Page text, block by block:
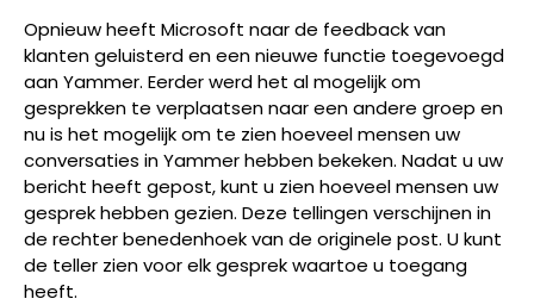
Opnieuw heeft Microsoft naar de feedback van
klanten geluisterd en een nieuwe functie toegevoegd
aan Yammer. Eerder werd het al mogelijk om
gesprekken te verplaatsen naar een andere groep en
nu is het mogelijk om te zien hoeveel mensen uw
conversaties in Yammer hebben bekeken. Nadat u uw
bericht heeft gepost, kunt u zien hoeveel mensen uw
gesprek hebben gezien. Deze tellingen verschijnen in
de rechter benedenhoek van de originele post. U kunt
de teller zien voor elk gesprek waartoe u toegang
heeft.